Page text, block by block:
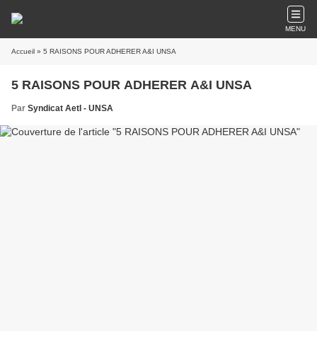
MENU
Accueil » 5 RAISONS POUR ADHERER A&I UNSA
5 RAISONS POUR ADHERER A&I UNSA
Par Syndicat AetI - UNSA